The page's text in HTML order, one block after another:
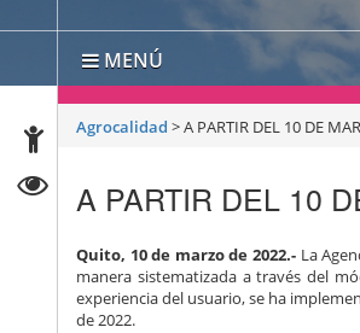
MENÚ
Agrocalidad >A PARTIR DEL 10 DE
A PARTIR DEL 10
Quito, 10 de marzo de 2022.- La
manera sistematizada a través del
experiencia del usuario, se ha
de 2022.